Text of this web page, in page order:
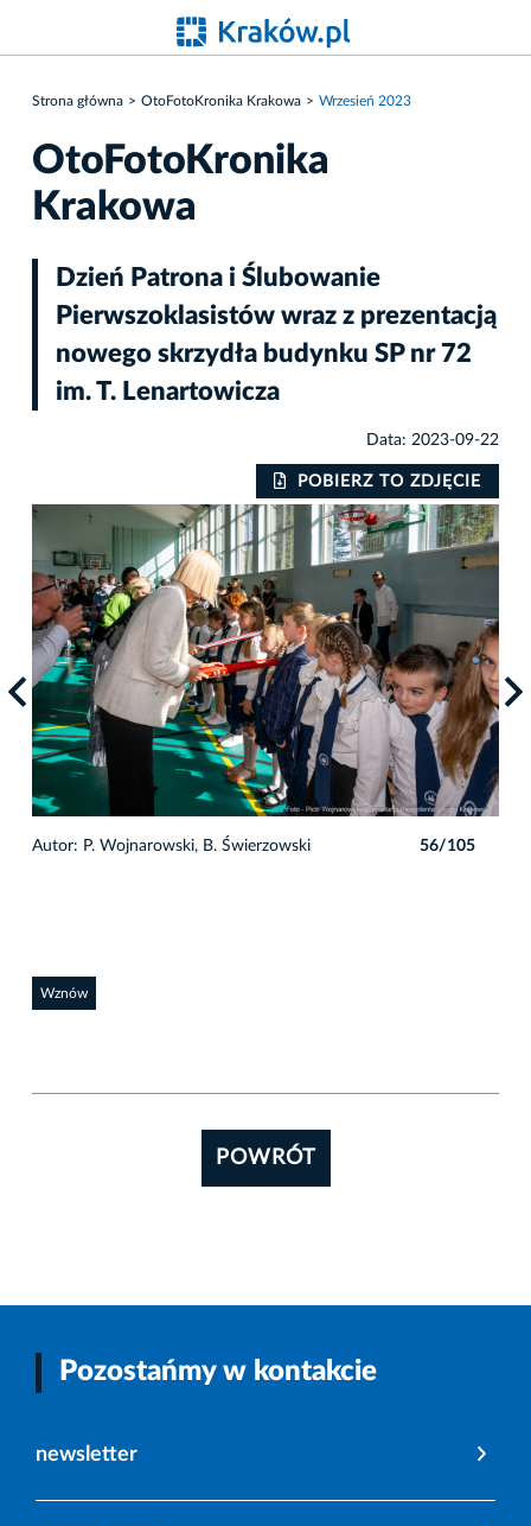
Strona główna OtoFotoKronika Krakowa Wrzesień 2023
OtoFotoKronika
Krakowa
Dzień Patrona i Ślubowanie
Pierwszoklasistów wraz z prezentacją
nowego skrzydła budynku SP nr 72
im. T. Lenartowicza
Data: 2023-09-22
POBIERZ TO ZDJĘCIE
Autor: P. Wojnarowski, B. Świerzowski 56/105
Wznów
POWRÓT
Pozostańmy w kontakcie
newsletter